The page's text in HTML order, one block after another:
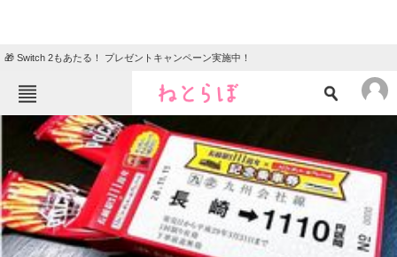
🎁 Switch 2もあたる！ プレゼントキャンペーン実施中！
ねとらぼメニュー
ニュース
エンタメ クイズ
グルメ 地域
住まい 教育・育児